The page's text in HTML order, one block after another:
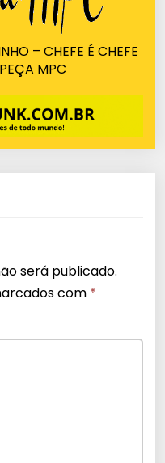
– CHEFE É CHEFE
MPC
será publicado.
com *